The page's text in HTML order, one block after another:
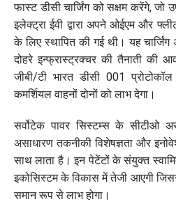
फास्ट डीसी चार्जिंग को सक्षम करेंगे, जो
इलेक्ट्रा ईवी द्वारा अपने ओईएम और
के लिए स्थापित की गई थी। यह
दोहरे इन्फ्रास्ट्रक्चर की तैनाती की
जीबी/टी भारत डीसी 001
कमर्शियल वाहनों दोनों को लाभ देगा।
सर्वोटेक पावर सिस्टम्स के सीटीओ
असाधारण तकनीकी विशेषज्ञता और
साथ लाता है। इन पेटेंटों के संयुक्त
इकोसिस्टम के विकास में तेजी आएगी
समान रूप से लाभ होगा।